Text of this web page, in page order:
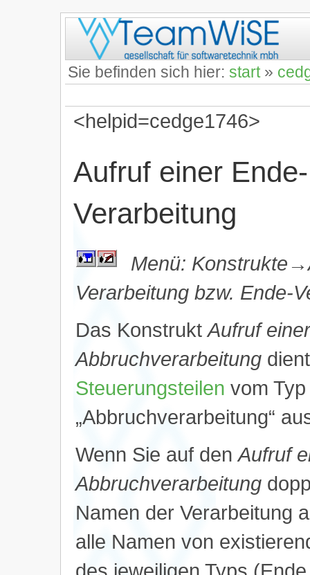
Sie befinden sich hier: start»
<helpid=cedge1746>
Aufruf einer
Verarbeitung
Menü:
Verarbeitung bzw. Ende-
Das KonstruktAufruf
Abbruchverarbeitung
Steuerungsteilen vom
„Abbruchverarbeitung“
Wenn Sie auf denAufruf
Abbruchverarbeitung
Namen der Verarbeitung
alle Namen von